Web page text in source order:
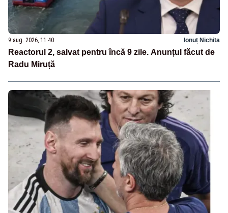
9 aug. 2026, 11:40 Ionuț Nichita
Reactorul 2, salvat pentru încă 9 zile. Anunțul făcut de
Radu Miruță